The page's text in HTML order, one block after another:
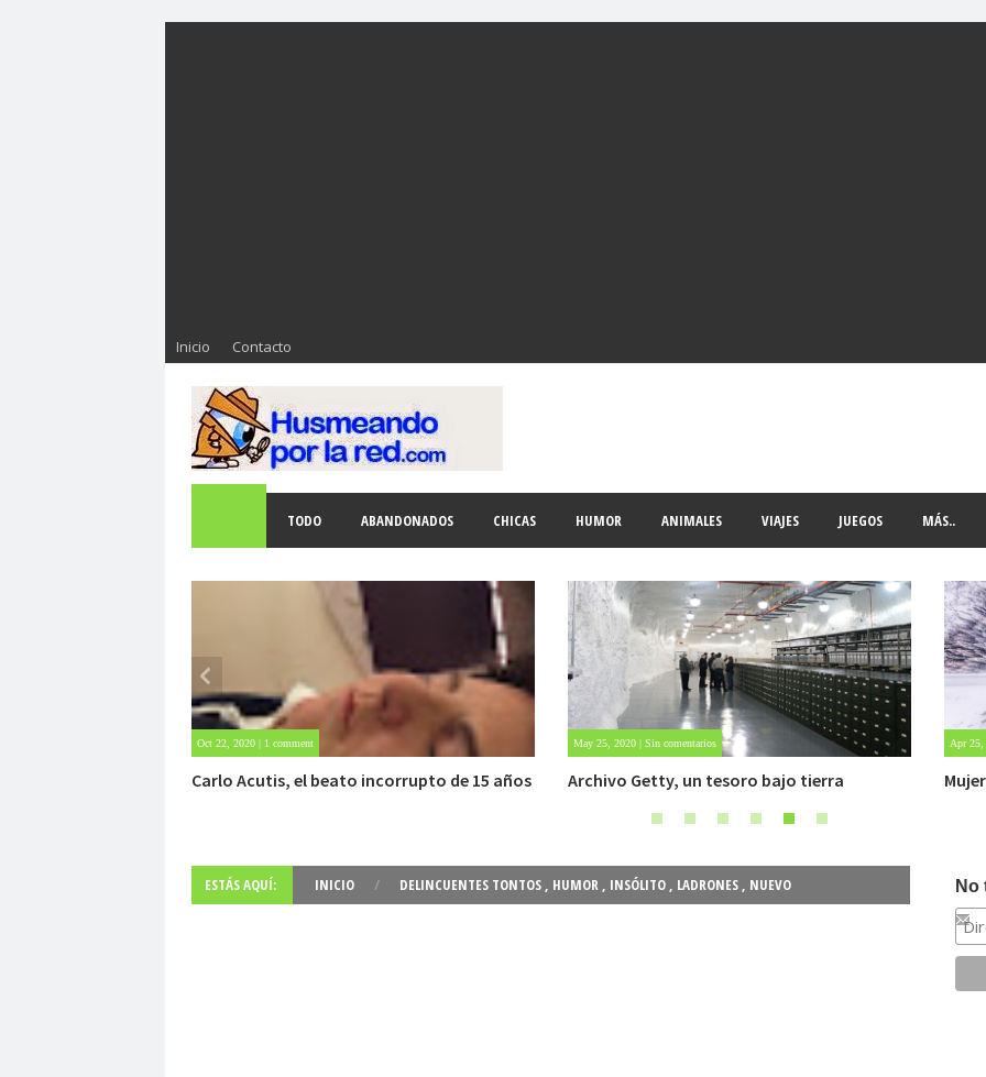
Inicio Contacto
TODO ABANDONADOS CHICAS HUMOR ANIMALES VIAJES JUEGOS MÁS..
May 25, 2020 | Sin comentarios
Archivo Getty, un tesoro bajo tierra
Apr 25, 2022 | Sin comentarios
Mujer sobrevive 6 días atrapada en la nieve
Jul 28,
ESTÁS AQUÍ: INICIO / DELINCUENTES TONTOS , HUMOR , INSÓLITO , LADRONES , NUEVO No